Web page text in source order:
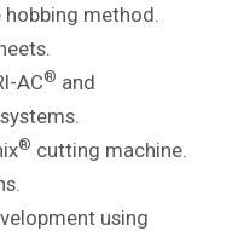
method.
AC® and
® cutting machine.
using